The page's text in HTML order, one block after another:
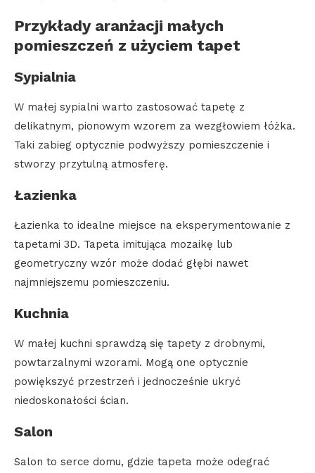
Przykłady aranżacji małych
pomieszczeń z użyciem tapet
Sypialnia
W małej sypialni warto zastosować tapetę z
delikatnym, pionowym wzorem za wezgłowiem łóżka.
Taki zabieg optycznie podwyższy pomieszczenie i
stworzy przytulną atmosferę.
Łazienka
Łazienka to idealne miejsce na eksperymentowanie z
tapetami 3D. Tapeta imitująca mozaikę lub
geometryczny wzór może dodać głębi nawet
najmniejszemu pomieszczeniu.
Kuchnia
W małej kuchni sprawdzą się tapety z drobnymi,
powtarzalnymi wzorami. Mogą one optycznie
powiększyć przestrzeń i jednocześnie ukryć
niedoskonałości ścian.
Salon
Salon to serce domu, gdzie tapeta może odegrać